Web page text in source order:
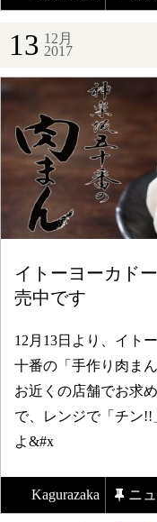
13 12月
2017
イトーヨーカド
売中です
12月13日より、イト
十番の「手作り肉ま
お近くの店舗でお求
で、レンジで「チン
よ&#x
Kagurazaka ニ